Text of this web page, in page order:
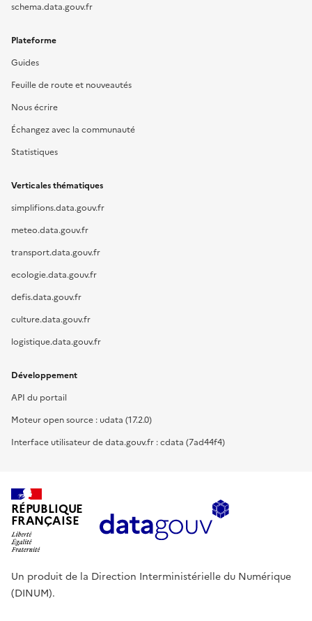
schema.data.gouv.fr
Plateforme
Guides
Feuille de route et nouveautés
Nous écrire
Échangez avec la communauté
Statistiques
Verticales thématiques
simplifions.data.gouv.fr
meteo.data.gouv.fr
transport.data.gouv.fr
ecologie.data.gouv.fr
defis.data.gouv.fr
culture.data.gouv.fr
logistique.data.gouv.fr
Développement
API du portail
Moteur open source : udata (17.2.0)
Interface utilisateur de data.gouv.fr : cdata (7ad44f4)
RÉPUBLIQUE
FRANÇAISE
Un produit de la Direction Interministérielle du Numérique
(DINUM).